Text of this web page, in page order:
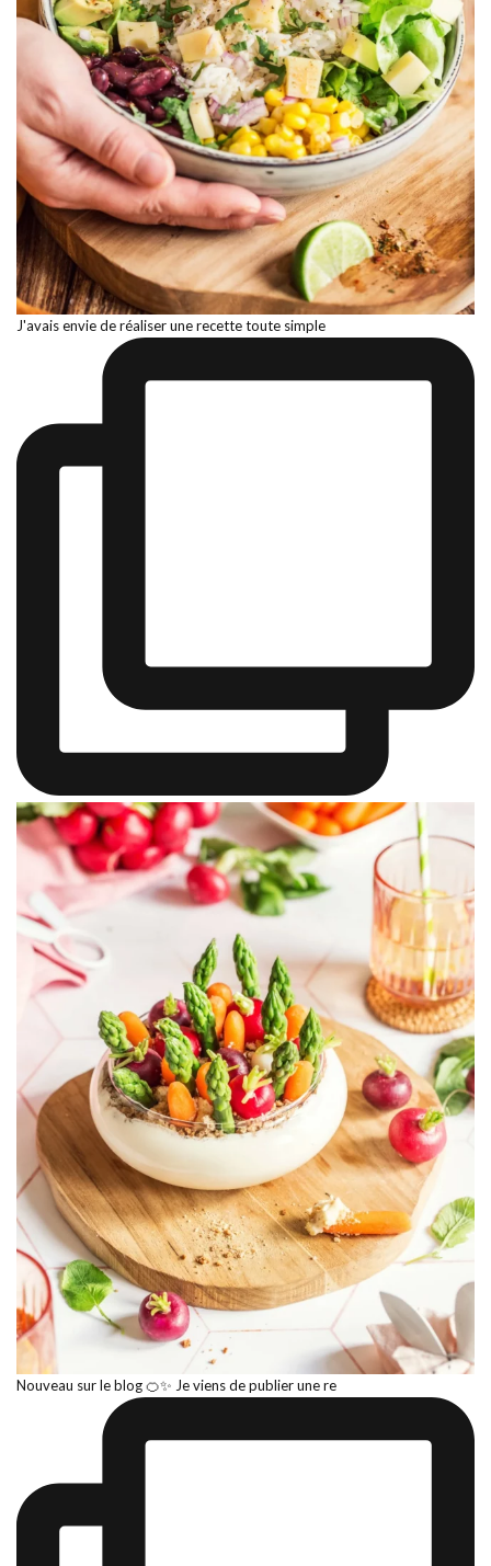
J'avais envie de réaliser une recette toute simple
Nouveau sur le blog 🍊✨ Je viens de publier une re